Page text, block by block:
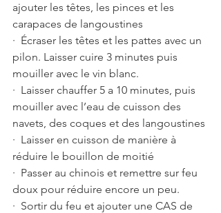
ajouter les têtes, les pinces et les
carapaces de langoustines
·  Écraser les têtes et les pattes avec un
pilon. Laisser cuire 3 minutes puis
mouiller avec le vin blanc.
·  Laisser chauffer 5 a 10 minutes, puis
mouiller avec l’eau de cuisson des
navets, des coques et des langoustines
·  Laisser en cuisson de manière à
réduire le bouillon de moitié
·  Passer au chinois et remettre sur feu
doux pour réduire encore un peu.
·  Sortir du feu et ajouter une CAS de